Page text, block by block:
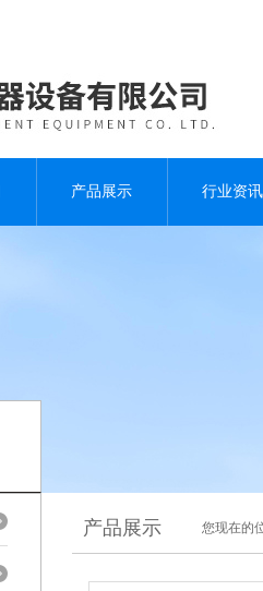
产品展示 行业资讯
产品展示 您现在的